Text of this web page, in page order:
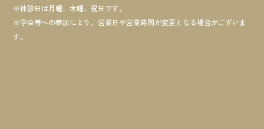
※休診日は月曜、木曜、祝日です。
※学会等への参加により、営業日や営業時間が変更となる場合がございま
す。